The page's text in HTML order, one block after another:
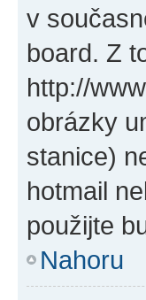
v
board. Z
http://
obrázky
stanice)
hotmail
použijte
Nahoru